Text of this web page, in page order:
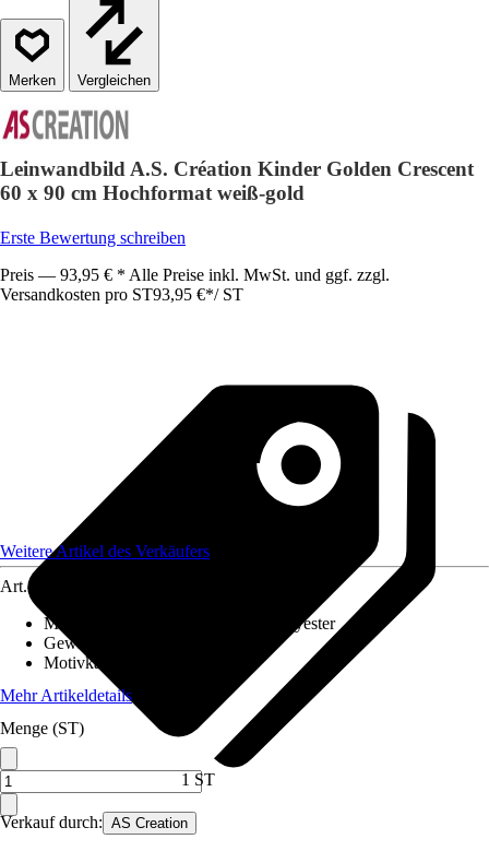
Vergleichen
Leinwandbild A.S. Création Kinder Golden Crescent
60 x 90 cm Hochformat weiß-gold
Erste Bewertung schreiben
Preis — 93,95 € * Alle Preise inkl. MwSt. und ggf. zzgl.
Versandkosten pro ST93,95 €*/ ST
Verkauf durch: AS Creation
Weitere Artikel des Verkäufers
Art.-Nr.
Material Leinwand
Baumwolle, Polyester
Gewicht
Motivkategorie
Mehr Artikeldetails
Menge (ST)
1 ST